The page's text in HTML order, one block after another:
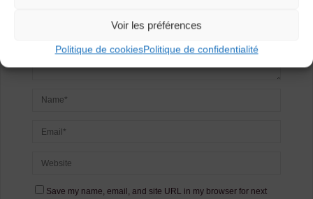
Voir les préférences
Politique de cookiesPolitique de confidentialité
Save my name, email, and site URL in my browser for next